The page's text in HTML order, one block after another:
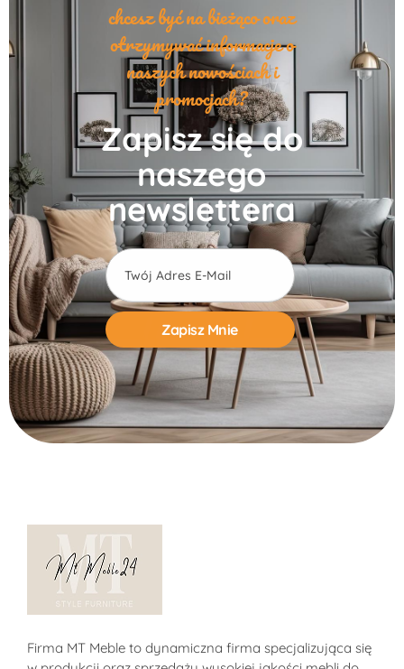
chcesz być na bieżąco oraz
otrzymywać informacje o
naszych nowościach i
promocjach?
Zapisz się do
naszego
newslettera
Alternative:
Firma MT Meble to dynamiczna firma specjalizująca się